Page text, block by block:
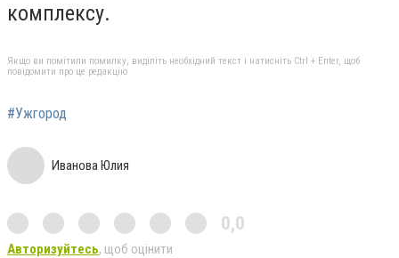
комплексу.
Якщо ви помітили помилку, виділіть необхідний текст і натисніть Ctrl + Enter, щоб
повідомити про це редакцію
#Ужгород
Иванова Юлия
0,0
Авторизуйтесь, щоб оцінити